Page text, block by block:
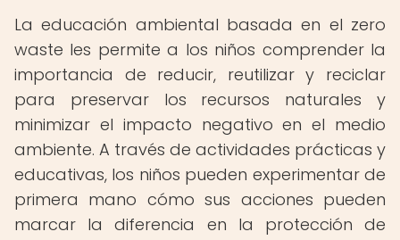
La educación ambiental basada en el zero
waste les permite a los niños comprender la
importancia de reducir, reutilizar y reciclar
para preservar los recursos naturales y
minimizar el impacto negativo en el medio
ambiente. A través de actividades prácticas y
educativas, los niños pueden experimentar de
primera mano cómo sus acciones pueden
marcar la diferencia en la protección de